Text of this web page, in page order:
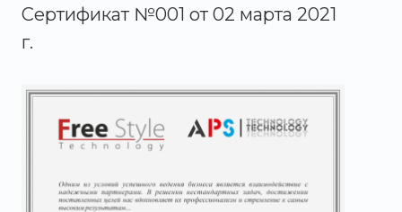
Сертификат №001 от 02 марта 2021
г.